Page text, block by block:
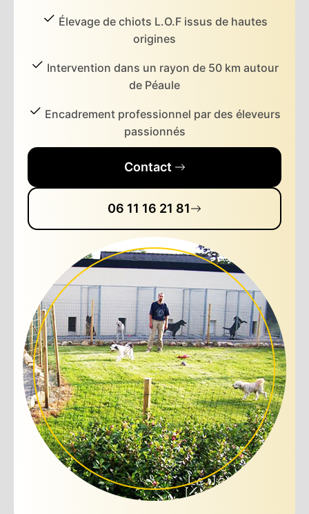
Élevage de chiots L.O.F issus de hautes
origines
Intervention dans un rayon de 50 km autour
de Péaule
Encadrement professionnel par des éleveurs
passionnés
Contact
06 11 16 21 81